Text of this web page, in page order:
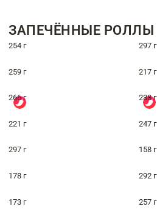
ЗАПЕЧЁННЫЕ РОЛЛЫ
254 г 297 г
259 г 217 г
266 г 238 г
221 г 247 г
297 г 158 г
178 г 292 г
173 г 257 г